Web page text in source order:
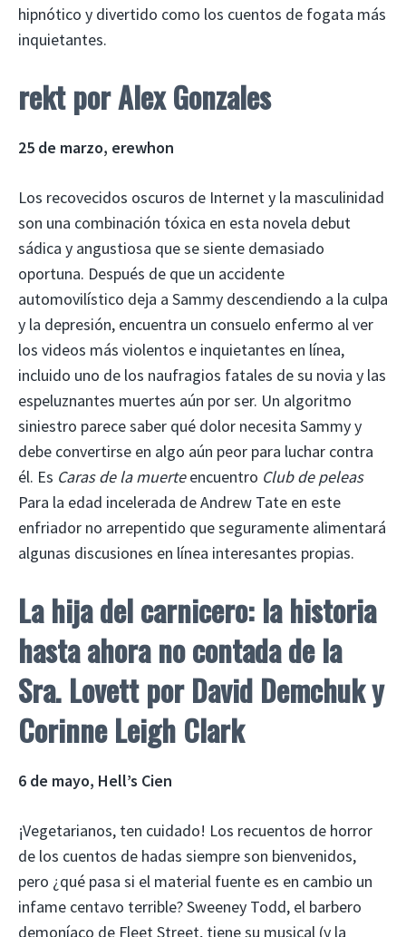
hipnótico y divertido como los cuentos de fogata más
inquietantes.
rekt por Alex Gonzales
25 de marzo, erewhon
Los recovecidos oscuros de Internet y la masculinidad
son una combinación tóxica en esta novela debut
sádica y angustiosa que se siente demasiado
oportuna. Después de que un accidente
automovilístico deja a Sammy descendiendo a la culpa
y la depresión, encuentra un consuelo enfermo al ver
los videos más violentos e inquietantes en línea,
incluido uno de los naufragios fatales de su novia y las
espeluznantes muertes aún por ser. Un algoritmo
siniestro parece saber qué dolor necesita Sammy y
debe convertirse en algo aún peor para luchar contra
él. Es Caras de la muerteencuentro Club de peleas
Para la edad incelerada de Andrew Tate en este
enfriador no arrepentido que seguramente alimentará
algunas discusiones en línea interesantes propias.
La hija del carnicero: la historia
hasta ahora no contada de la
Sra. Lovett por David Demchuk y
Corinne Leigh Clark
6 de mayo, Hell’s Cien
¡Vegetarianos, ten cuidado! Los recuentos de horror
de los cuentos de hadas siempre son bienvenidos,
pero ¿qué pasa si el material fuente es en cambio un
infame centavo terrible? Sweeney Todd, el barbero
demoníaco de Fleet Street, tiene su musical (y la